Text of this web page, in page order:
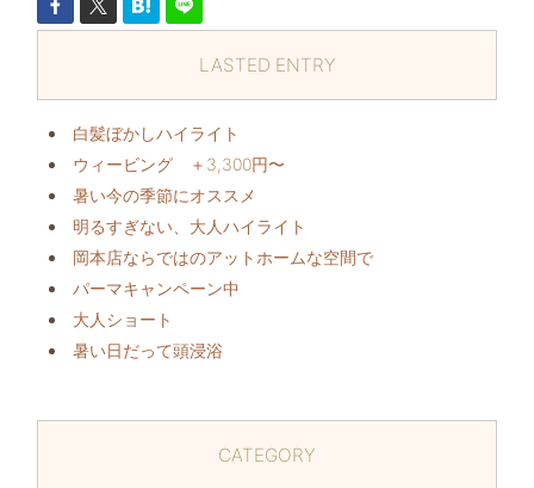
LASTED ENTRY
白髪ぼかしハイライト
ウィービング ＋3,300円〜
暑い今の季節にオススメ️
明るすぎない、大人ハイライト
岡本店ならではのアットホームな空間で
パーマキャンペーン中️
大人ショート
暑い日だって頭浸浴️
CATEGORY